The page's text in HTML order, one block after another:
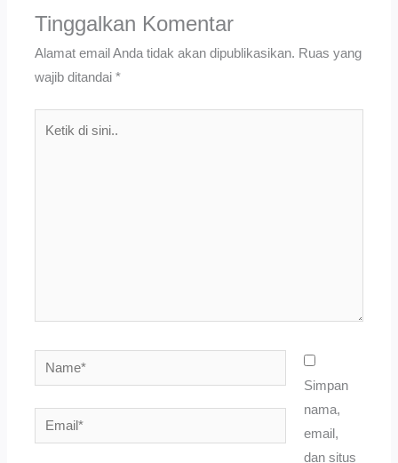
Tinggalkan Komentar
Alamat email Anda tidak akan dipublikasikan. Ruas yang
wajib ditandai*
Name*
Email*
Simpan
nama,
email,
dan situs